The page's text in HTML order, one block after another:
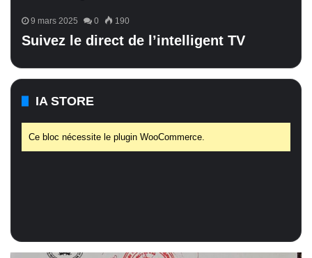
9 mars 2025 0 190
Suivez le direct de l’intelligent TV
IA STORE
Ce bloc nécessite le plugin WooCommerce.